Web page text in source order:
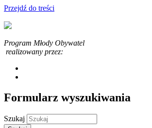
Przejdź do treści
Program Młody Obywatel
realizowany przez:
Formularz wyszukiwania
Szukaj